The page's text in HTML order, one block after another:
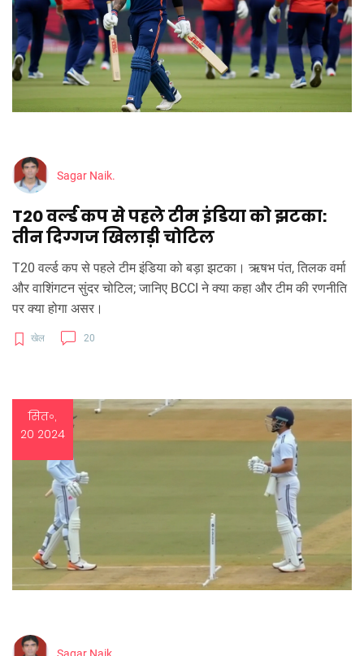
Sagar Naik.
T20 वर्ल्ड कप से पहले टीम इंडिया को झटका:
तीन दिग्गज खिलाड़ी चोटिल
T20 वर्ल्ड कप से पहले टीम इंडिया को बड़ा झटका। ऋषभ पंत, तिलक वर्मा
और वाशिंगटन सुंदर चोटिल; जानिए BCCI ने क्या कहा और टीम की रणनीति
पर क्या होगा असर।
खेल 20
सित॰,
20 2024
Sagar Naik.